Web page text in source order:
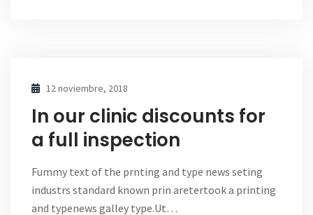
12 noviembre, 2018
In our clinic discounts for
a full inspection
Fummy text of the prnting and type news seting
industrs standard known prin aretertook a printing
and typenews galley type.Ut…